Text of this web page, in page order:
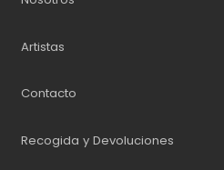
Artistas
Contacto
Recogida y Devoluciones